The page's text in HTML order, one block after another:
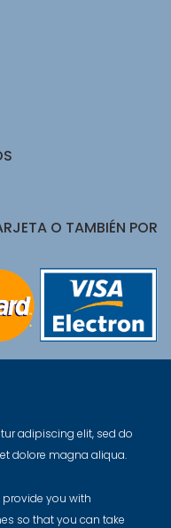
O TAMBIÉN POR
adipiscing elit, sed do
dolore magna aliqua.
provide you with
so that you can take